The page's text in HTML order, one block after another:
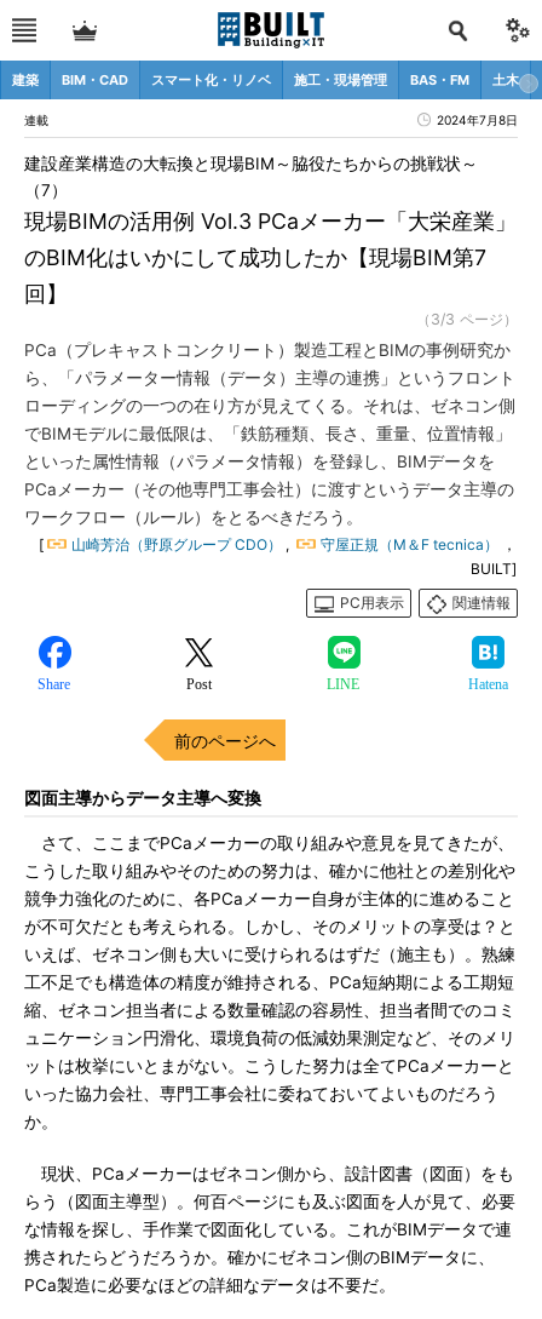
建築 BIM・CAD スマート化・リノベ 施工・現場管理 BAS・FM 土木
連載 2024年7月8日
現場BIMの活用例 Vol.3 PCaメーカー「大栄産業」
のBIM化はいかにして成功したか【現場BIM第7
回】
建設産業構造の大転換と現場BIM～脇役たちからの挑戦状～
（7）
（3/3 ページ）
PCa（プレキャストコンクリート）製造工程とBIMの事例研究か
ら、「パラメーター情報（データ）主導の連携」というフロント
ローディングの一つの在り方が見えてくる。それは、ゼネコン側
でBIMモデルに最低限は、「鉄筋種類、長さ、重量、位置情報」
といった属性情報（パラメータ情報）を登録し、BIMデータを
PCaメーカー（その他専門工事会社）に渡すというデータ主導の
ワークフロー（ルール）をとるべきだろう。
[ 山崎芳治（野原グループ CDO） , 守屋正規（M＆F tecnica）
，
BUILT]
PC用表示
関連情報
Share Post LINE Hatena
前のページへ
図面主導からデータ主導へ変換
さて、ここまでPCaメーカーの取り組みや意見を見てきたが、
こうした取り組みやそのための努力は、確かに他社との差別化や
競争力強化のために、各PCaメーカー自身が主体的に進めること
が不可欠だとも考えられる。しかし、そのメリットの享受は？と
いえば、ゼネコン側も大いに受けられるはずだ（施主も）。熟練
工不足でも構造体の精度が維持される、PCa短納期による工期短
縮、ゼネコン担当者による数量確認の容易性、担当者間でのコミ
ュニケーション円滑化、環境負荷の低減効果測定など、そのメリ
ットは枚挙にいとまがない。こうした努力は全てPCaメーカーと
いった協力会社、専門工事会社に委ねておいてよいものだろう
か。
現状、PCaメーカーはゼネコン側から、設計図書（図面）をも
らう（図面主導型）。何百ページにも及ぶ図面を人が見て、必要
な情報を探し、手作業で図面化している。これがBIMデータで連
携されたらどうだろうか。確かにゼネコン側のBIMデータに、
PCa製造に必要なほどの詳細なデータは不要だ。